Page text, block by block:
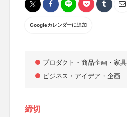
Googleカレンダーに追加
プロダクト・商品企画・家具
ビジネス・アイデア・企画
締切